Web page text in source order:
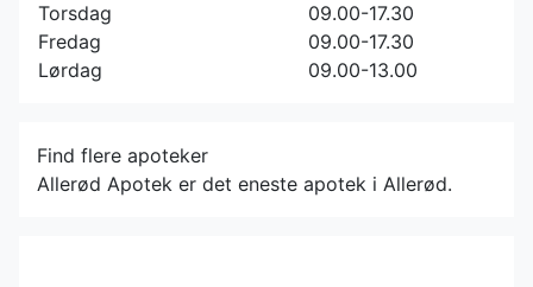
Torsdag
09.00-17.30
Fredag
09.00-17.30
Lørdag
09.00-13.00
Find flere apoteker
Allerød Apotek er det eneste apotek i Allerød.